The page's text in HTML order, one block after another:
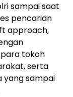
sampai saat
pencarian
approach,
tokoh
serta
yang sampai